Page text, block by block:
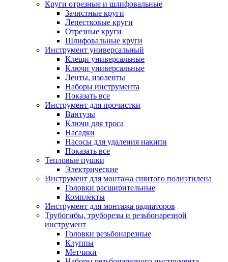
Круги отрезные и шлифовальные
Зачистные круги
Лепестковые круги
Отрезные круги
Шлифовальные круги
Инструмент универсальный
Клещи универсальные
Ключи универсальные
Ленты, изоленты
Наборы инструмента
Показать все
Инструмент для прочистки
Вантузы
Ключи для троса
Насадки
Насосы для удаления накипи
Показать все
Тепловые пушки
Электрические
Инструмент для монтажа сшитого полиэтилена
Головки расширительные
Комплекты
Инструмент для монтажа радиаторов
Трубогибы, труборезы и резьбонарезной
инструмент
Головки резьбонарезные
Клуппы
Метчики